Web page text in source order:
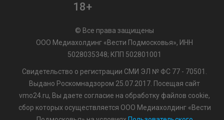
18+
© Все права защищены
ООО Медиахолдинг «Вести Подмосковья», ИНН
5028035348; КПП 502801001
Свидетельство о регистрации СМИ ЭЛ № ФС 77 - 70501.
Выдано Роскомнадзором 25.07.2017. Посещая сайт
vmo24.ru, Вы даете согласие на обработку файлов cookie,
сбор которых осуществляется ООО Медиахолдинг «Вести